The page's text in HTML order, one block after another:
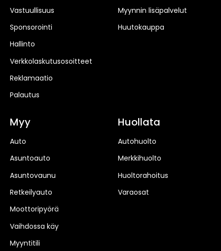
Vastuullisuus
Sponsorointi
Hallinto
Verkkolaskutusosoitteet
Reklamaatio
Palautus
Myynnin lisäpalvelut
Huutokauppa
Myy
Auto
Asuntoauto
Asuntovaunu
Retkeilyauto
Moottoripyörä
Vaihdossa käy
Myyntitili
Huollata
Autohuolto
Merkkihuolto
Huoltorahoitus
Varaosat